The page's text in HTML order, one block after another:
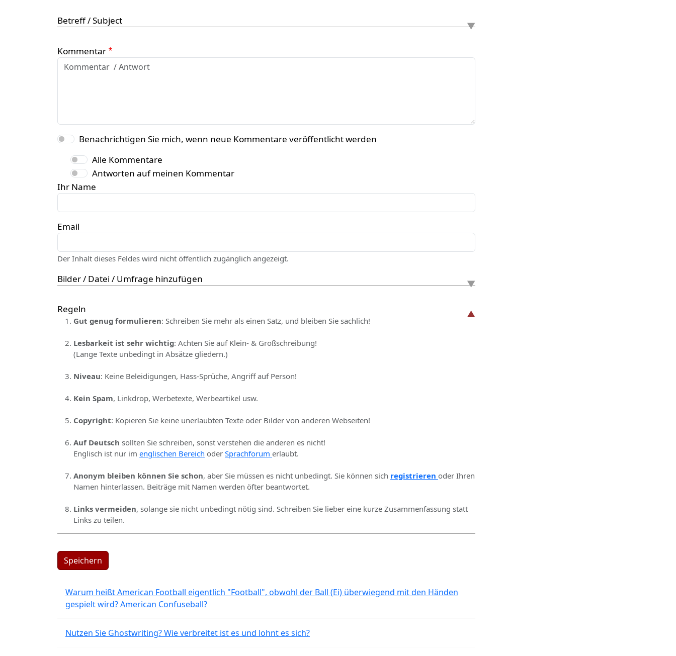
Betreff / Subject
Kommentar
Benachrichtigen Sie mich, wenn neue Kommentare veröffentlicht werden
Alle Kommentare
Antworten auf meinen Kommentar
Ihr Name
Email
Der Inhalt dieses Feldes wird nicht öffentlich zugänglich angezeigt.
Bilder / Datei / Umfrage hinzufügen
Regeln
Gut genug formulieren: Schreiben Sie mehr als einen Satz, und bleiben Sie sachlich!
Lesbarkeit ist sehr wichtig: Achten Sie auf Klein- & Großschreibung!
(Lange Texte unbedingt in Absätze gliedern.)
Niveau: Keine Beleidigungen, Hass-Sprüche, Angriff auf Person!
Kein Spam, Linkdrop, Werbetexte, Werbeartikel usw.
Copyright: Kopieren Sie keine unerlaubten Texte oder Bilder von anderen Webseiten!
Auf Deutsch sollten Sie schreiben, sonst verstehen die anderen es nicht!
Englisch ist nur im englischen Bereich oder Sprachforum erlaubt.
Anonym bleiben können Sie schon, aber Sie müssen es nicht unbedingt. Sie können sich registrieren oder Ihren
Namen hinterlassen. Beiträge mit Namen werden öfter beantwortet.
Links vermeiden, solange sie nicht unbedingt nötig sind. Schreiben Sie lieber eine kurze Zusammenfassung statt
Links zu teilen.
Speichern
Warum heißt American Football eigentlich "Football", obwohl der Ball (Ei) überwiegend mit den Händen
gespielt wird? American Confuseball?
Nutzen Sie Ghostwriting? Wie verbreitet ist es und lohnt es sich?